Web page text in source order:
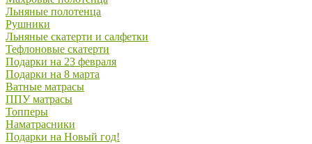
Льняные полотенца
Рушники
Льняные скатерти и салфетки
Тефлоновые скатерти
Подарки на 23 февраля
Подарки на 8 марта
Ватные матрасы
ППУ матрасы
Топперы
Наматрасники
Подарки на Новый год!